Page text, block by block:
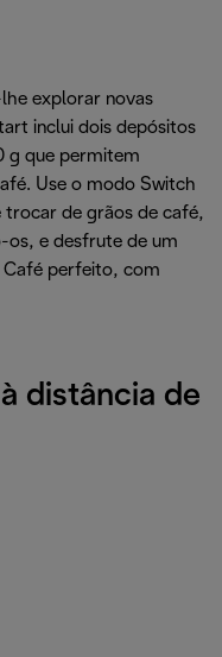
explorar novas
inclui dois depósitos
g que permitem
Use o modo Switch
trocar de grãos de café,
os, e desfrute de um
Café perfeito, com
distância de